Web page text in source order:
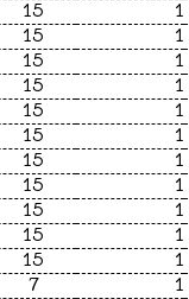
15 1
15 1
15 1
15 1
15 1
15 1
15 1
15 1
15 1
15 1
15 1
7 1